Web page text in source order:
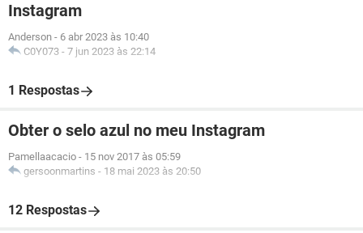
Instagram
Anderson - 6 abr 2023 às 10:40
C0Y073 - 7 jun 2023 às 22:14
1 Respostas
Obter o selo azul no meu Instagram
Pamellaacacio - 15 nov 2017 às 05:59
gersoonmartins - 18 mai 2023 às 20:50
12 Respostas